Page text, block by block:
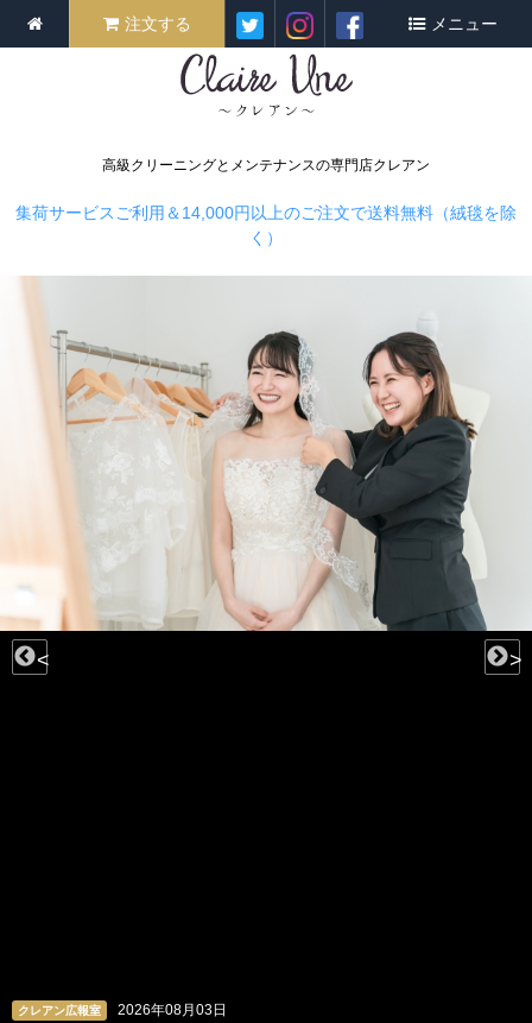
高級クリーニングとメンテナンスの専門店クレアン
注文する メニュー
集荷サービスご利用＆14,000円以上のご注文で送料無料（絨毯を除
く）
クレアン広報室 2026年08月03日
< >